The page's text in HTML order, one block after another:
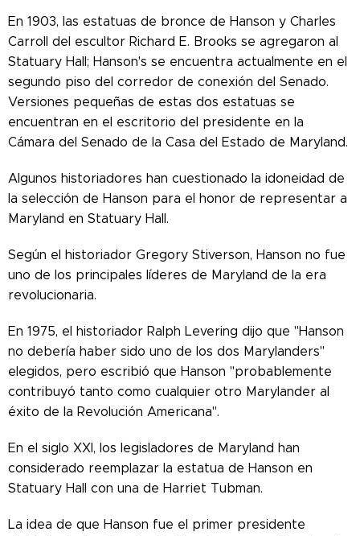
En 1903, las estatuas de bronce de Hanson y Charles
Carroll del escultor Richard E. Brooks se agregaron al
Statuary Hall; Hanson's se encuentra actualmente en el
segundo piso del corredor de conexión del Senado.
Versiones pequeñas de estas dos estatuas se
encuentran en el escritorio del presidente en la
Cámara del Senado de la Casa del Estado de Maryland.
Algunos historiadores han cuestionado la idoneidad de
la selección de Hanson para el honor de representar a
Maryland en Statuary Hall.
Según el historiador Gregory Stiverson, Hanson no fue
uno de los principales líderes de Maryland de la era
revolucionaria.
En 1975, el historiador Ralph Levering dijo que "Hanson
no debería haber sido uno de los dos Marylanders"
elegidos, pero escribió que Hanson "probablemente
contribuyó tanto como cualquier otro Marylander al
éxito de la Revolución Americana".
En el siglo XXI, los legisladores de Maryland han
considerado reemplazar la estatua de Hanson en
Statuary Hall con una de Harriet Tubman.
La idea de que Hanson fue el primer presidente